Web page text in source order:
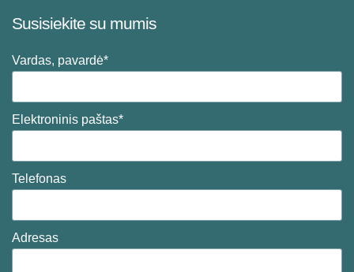
Susisiekite su mumis
Vardas, pavardė*
Elektroninis paštas*
Telefonas
Adresas